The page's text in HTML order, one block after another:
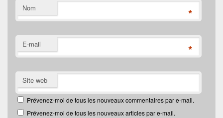
Nom *
E-mail *
Site web
Prévenez-moi de tous les nouveaux commentaires par e-mail.
Prévenez-moi de tous les nouveaux articles par e-mail.